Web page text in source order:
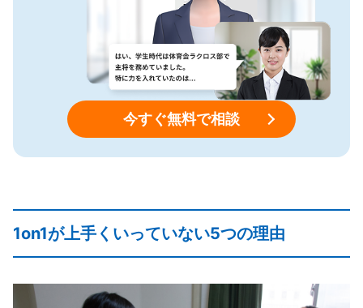
今すぐ無料で相談
1on1が上手くいっていない5つの理由